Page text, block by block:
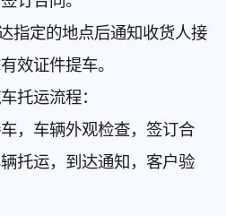
定的地点后通知收货人接
效证件提车。
托运流程：
车辆外观检查，签订合
托运，到达通知，客户验